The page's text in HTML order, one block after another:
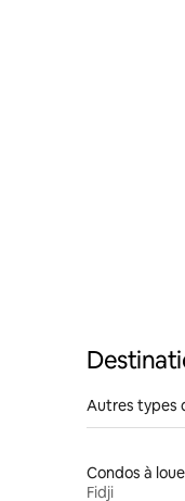
Autres types
Condos à
Fidji